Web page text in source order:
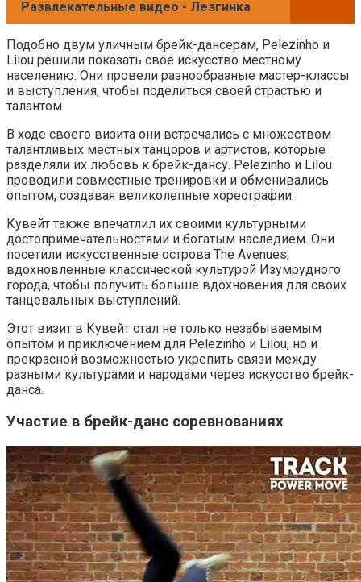
Развлекательные видео - Лезгинка
Подобно двум уличным брейк-дансерам, Pelezinho и
Lilou решили показать свое искусство местному
населению. Они провели разнообразные мастер-классы
и выступления, чтобы поделиться своей страстью и
талантом.
В ходе своего визита они встречались с множеством
талантливых местных танцоров и артистов, которые
разделяли их любовь к брейк-дансу. Pelezinho и Lilou
проводили совместные тренировки и обменивались
опытом, создавая великолепные хореографии.
Кувейт также впечатлил их своими культурными
достопримечательностями и богатым наследием. Они
посетили искусственные острова The Avenues,
вдохновленные классической культурой Изумрудного
города, чтобы получить больше вдохновения для своих
танцевальных выступлений.
Этот визит в Кувейт стал не только незабываемым
опытом и приключением для Pelezinho и Lilou, но и
прекрасной возможностью укрепить связи между
разными культурами и народами через искусство брейк-
данса.
Участие в брейк-данс соревнованиях